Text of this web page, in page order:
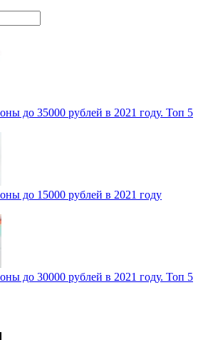
до 35000 рублей в 2021 году. Топ 5
до 15000 рублей в 2021 году
до 30000 рублей в 2021 году. Топ 5